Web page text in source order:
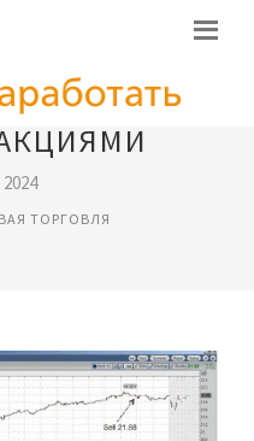
ТОРГОВЛЯ